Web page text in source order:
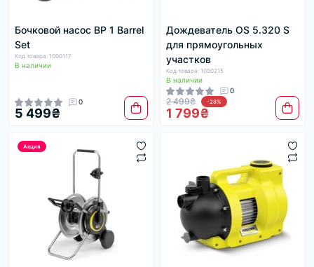
Бочковой насос BP 1 Barrel
Set
Код товара: 1000117
В наличии
0
5 499₴
Дождеватель OS 5.320 S
для прямоугольных
участков
Код товара: 1000215
В наличии
0
2 499₴ -28%
1 799₴
Акция